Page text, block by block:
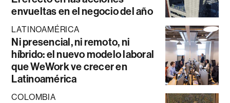
envueltas en el negocio del año
LATINOAMÉRICA
Ni presencial, ni remoto, ni
híbrido: el nuevo modelo laboral
que WeWork ve crecer en
Latinoamérica
COLOMBIA